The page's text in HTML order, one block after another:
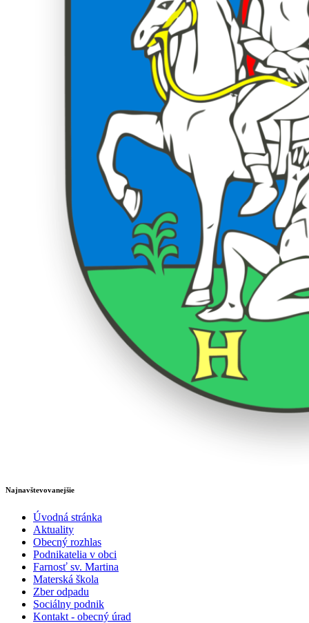
Najnavštevovanejšie
Úvodná stránka
Aktuality
Obecný rozhlas
Podnikatelia v obci
Farnosť sv. Martina
Materská škola
Zber odpadu
Sociálny podnik
Kontakt - obecný úrad